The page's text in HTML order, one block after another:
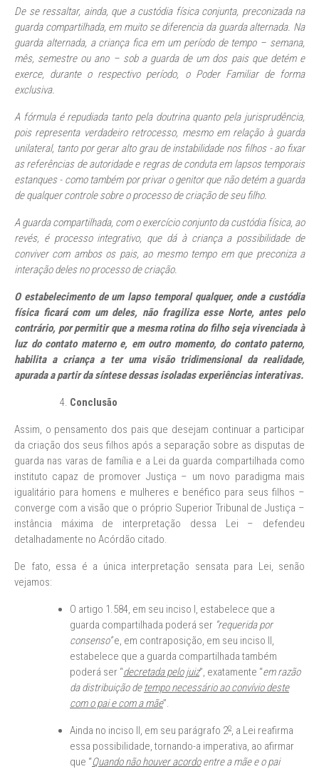
De se ressaltar, ainda, que a custódia física conjunta, preconizada na
guarda compartilhada, em muito se diferencia da guarda alternada. Na
guarda alternada, a criança fica em um período de tempo – semana,
mês, semestre ou ano – sob a guarda de um dos pais que detém e
exerce, durante o respectivo período, o Poder Familiar de forma
exclusiva.
A fórmula é repudiada tanto pela doutrina quanto pela jurisprudência,
pois representa verdadeiro retrocesso, mesmo em relação à guarda
unilateral, tanto por gerar alto grau de instabilidade nos filhos - ao fixar
as referências de autoridade e regras de conduta em lapsos temporais
estanques - como também por privar o genitor que não detém a guarda
de qualquer controle sobre o processo de criação de seu filho.
A guarda compartilhada, com o exercício conjunto da custódia física, ao
revés, é processo integrativo, que dá à criança a possibilidade de
conviver com ambos os pais, ao mesmo tempo em que preconiza a
interação deles no processo de criação.
O estabelecimento de um lapso temporal qualquer, onde a custódia
física ficará com um deles, não fragiliza esse Norte, antes pelo
contrário, por permitir que a mesma rotina do filho seja vivenciada à
luz do contato materno e, em outro momento, do contato paterno,
habilita a criança a ter uma visão tridimensional da realidade,
apurada a partir da síntese dessas isoladas experiências interativas.
Conclusão
Assim, o pensamento dos pais que desejam continuar a participar
da criação dos seus filhos após a separação sobre as disputas de
guarda nas varas de família e a Lei da guarda compartilhada como
instituto capaz de promover Justiça – um novo paradigma mais
igualitário para homens e mulheres e benéfico para seus filhos –
converge com a visão que o próprio Superior Tribunal de Justiça –
instância máxima de interpretação dessa Lei – defendeu
detalhadamente no Acórdão citado.
De fato, essa é a única interpretação sensata para Lei, senão
vejamos:
O artigo 1.584, em seu inciso I, estabelece que a
guarda compartilhada poderá ser “requeridapor
consenso”e, em contraposição, em seu inciso II,
estabelece que a guarda compartilhada também
poderá ser “decretada pelo juiz”, exatamente “em razão
da distribuição de tempo necessário ao convívio deste
com o pai e com a mãe”.
Ainda no inciso II, em seu parágrafo 2o, a Lei reafirma
essa possibilidade, tornando-a imperativa, ao afirmar
que “Quando não houver acordoentre a mãe e o pai